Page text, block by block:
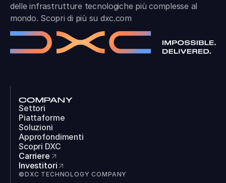
delle infrastrutture tecnologiche più complesse al
mondo. Scopri di più su dxc.com
COMPANY
Settori
Piattaforme
Soluzioni
Approfondimenti
Scopri DXC
Carriere
Investitori
©DXC TECHNOLOGY COMPANY